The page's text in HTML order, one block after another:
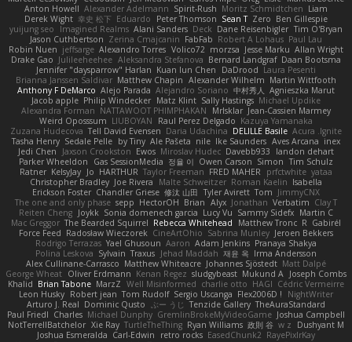
Anton Howell Alexander Adelmann Spirit-Rush Moritz Schmidtchen Liam
Derek Wight 幸史 松下 Eduardo Peter Thomson Sean T Zero Ben Gillespie
yuijung seo
Imagined Realms Alani Sanders Deck Dane Reisenbigler Tim O'Bryan
Jason Cuthbertson Zerina Cmajcanin FabFab Robert A Lohaus Paul Lau
Robin Nuen jeffsarge Alexandro Torres Volico72 morzsa Jesse Marku Allan Wright
Drake Gao Julileeheehee Aleksandra Stefanova Bernard Landgraf Daan Bootsma
Jennifer "daysparrow" Harlan Kuan lun Chen DaDrood Laura Pesenti
Brianna Janssen Saldivar Matthew Chapin Alexander Wilhelm Martin Wittfooth
Anthony F DeMarco Alejo Parada Alejandro Soriano 中村秀人
Agnieszka Marut
Jacob apple Philip Windecker Matz Klint Sally Hastings Michael Updike
Alexandra Forman NATTAWOOT PHIMPHAKAN MrIsklar Jean-Cassien Marmey
Weird Oposssum LIUBOYAN Raul Perez Delgado Kazuya Yamanaka
Zuzana Hudecova Tell David Evensen Daria Udachina DELILLE Basile Acura .Ignite
Tasha Henry Sedale Pelle by Tiny Ale Pašeta nile Ike Saunders Aves Arcana inex
Jedi Chen
Jaxson Crookston Ewos Miroslav Hudec Davebb933
landon dehart
Parker Wheeldon
Gas SessionMedia 정율 이 Owen Carson Simon Tim Schulz
Ratner KelsyJay Jo HARTHUR Taylor Freeman FRED MAHER prfctwhite yataa
Christopher Bradley Joe Rivera Malte Schweitzer Roman Kaelin Isabella
Erickson Foster Chandler Griese 修汰 山田 Tyler Avirett Tom JimmyCNX
The one and only phase sepp HectorOH Brian Alyx Jonathan Verbatim Clay T
Reiten Cheng Joykk Sonia domenech garcia Lucy Vu Sammy Sidefx Martin C
Mac Greggor The Bearded Squirrel Rebecca Whitehead Matthew Tronc R Gabirél
Force Feed Radosław Wieczorek CineArtOhio Sabrina Munley Jeroen Bekkers
Rodrigo Terrazas Yael Ghusoun Aaron Adam Jenkins Pranaya Shakya
Polina Leskova Sylvain Traxus Jehad Maddah 재윤 옥 Irma Andersson
Alex Cullinane-Carrasco Matthew Whiteacre Johannes Sjöstedt Matt Dalpé
George Wheat Oliver Erdmann Kenan Regez sludgybeast Mukund A Joseph Combs
Khalid Brian Tabone MarzZ Well Misinformed charlie otto HAGI Cédric Vermeirre
Leon Husky Robert jean Tom Rudolf Sergio Uscanga Flex2006D !
NightWriter
Arturo J. Real Dominic Qusto ぶー うじ Tenzide Gallery TheAuraStandard
Paul Friedl Charles Michael Dunphy GremlinBrokeMyVideoGame Joshua Campbell
NotTerrellBatchelor Xie Ray TurtleTheThing Ryan Williams 政則 谷 w z
Dushyant M
Joshua Esmeralda Carl-Edwin retro rocks EasedChunk2 RayePixlrKay